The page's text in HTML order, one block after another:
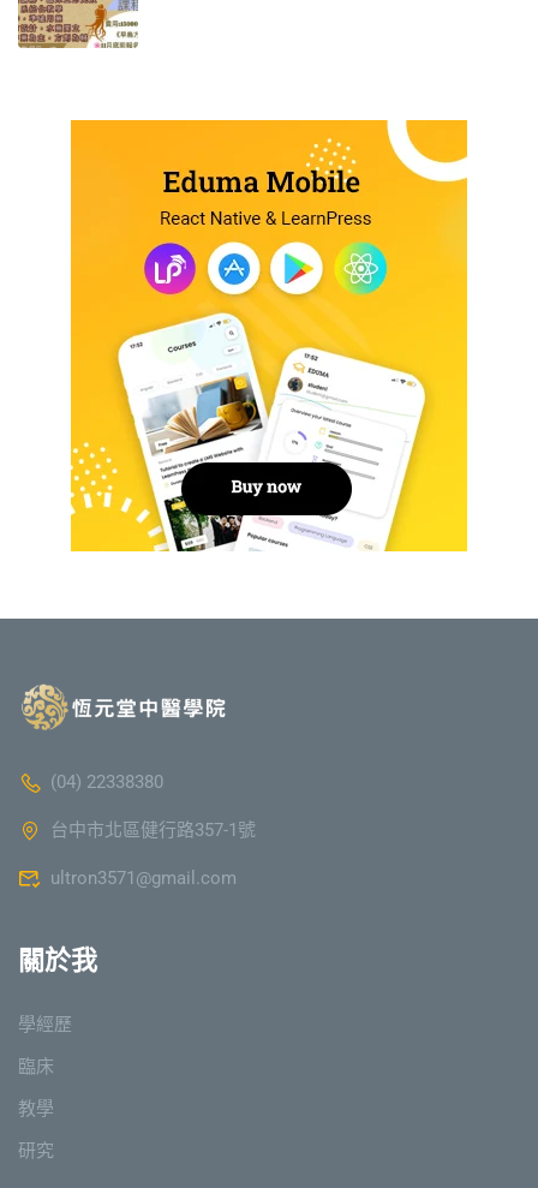
(04) 22338380
台中市北區健行路357-1號
ultron3571@gmail.com
關於我
學經歷
臨床
教學
研究